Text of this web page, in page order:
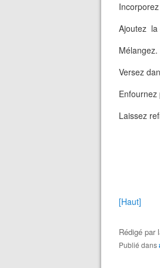
Ajoutez la
Mélangez.
Versez
Laissez
[Haut]
Rédigé par
Publié dans